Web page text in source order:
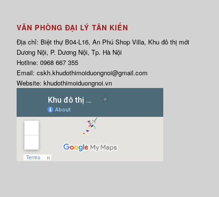
VĂN PHÒNG ĐẠI LÝ TÂN KIẾN
Địa chỉ: Biệt thự B04-L16, An Phú Shop Villa, Khu đô thị mới
Dương Nội, P. Dương Nội, Tp. Hà Nội
Hotline: 0968 667 355
Email: cskh.khudothimoiduongnoi@gmail.com
Website: khudothimoiduongnoi.vn